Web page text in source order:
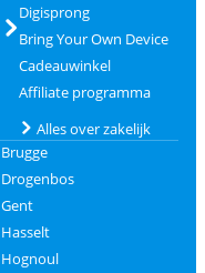
Digisprong
Bring Your Own Device
Cadeauwinkel
Affiliate programma
Alles over zakelijk
Brugge
Drogenbos
Gent
Hasselt
Hognoul